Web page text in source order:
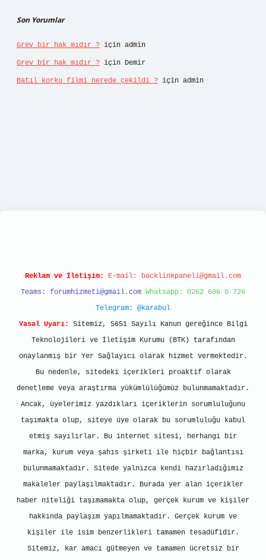
Son Yorumlar
Grev bir hak mıdır ? için admin
Grev bir hak mıdır ? için Demir
Batıl korku filmi nerede çekildi ? için admin
Reklam ve İletişim: E-mail: backlinkpaneli@gmail.com
Teams: forumhizmeti@gmail.com Whatsapp: 0262 606 0 726
Telegram: @karabul
Yasal Uyarı:
Sitemiz, 5651 Sayılı Kanun gereğince Bilgi
Teknolojileri ve İletişim Kurumu (BTK) tarafından
onaylanmış bir Yer Sağlayıcı olarak hizmet vermektedir.
Bu nedenle, sitedeki içerikleri proaktif olarak
denetleme veya araştırma yükümlülüğümüz bulunmamaktadır.
Ancak, üyelerimiz yazdıkları içeriklerin sorumluluğunu
taşımakta olup, siteye üye olarak bu sorumluluğu kabul
etmiş sayılırlar. Bu internet sitesi, herhangi bir
marka, kurum veya şahıs şirketi ile hiçbir bağlantısı
bulunmamaktadır. Sitede yalnızca kendi hazırladığımız
makaleler paylaşılmaktadır. Burada yer alan içerikler
haber niteliği taşımamakta olup, gerçek kurum ve kişiler
hakkında paylaşım yapılmamaktadır. Gerçek kurum ve
kişiler ile isim benzerlikleri tamamen tesadüfidir.
Sitemiz, kar amacı gütmeyen ve tamamen ücretsiz bir